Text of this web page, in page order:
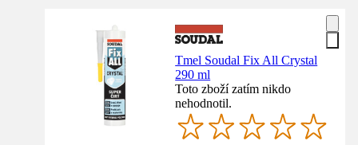
Tmel Soudal Fix All Crystal
290 ml
Toto zboží zatím nikdo
nehodnotil.